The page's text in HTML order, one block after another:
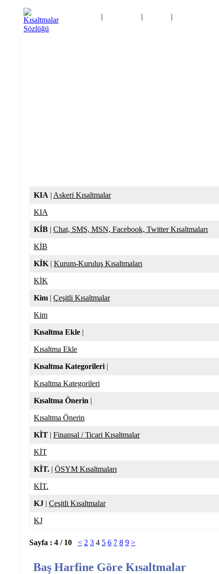
| | |
KIA | Askeri Kısaltmalar
KIA
KİB | Chat, SMS, MSN, Facebook, Twitter Kısaltmaları
KİB
KİK | Kurum-Kuruluş Kısaltmaları
KİK
Kim | Çeşitli Kısaltmalar
Kim
Kısaltma Ekle |
Kısaltma Ekle
Kısaltma Kategorileri |
Kısaltma Kategorileri
Kısaltma Önerin |
Kısaltma Önerin
KİT | Finansal / Ticari Kısaltmalar
KİT
KİT. | ÖSYM Kısaltmaları
KİT.
KJ | Çeşitli Kısaltmalar
KJ
Sayfa : 4 / 10 < 2 3 4 5 6 7 8 9 >
Baş Harfine Göre Kısaltmalar